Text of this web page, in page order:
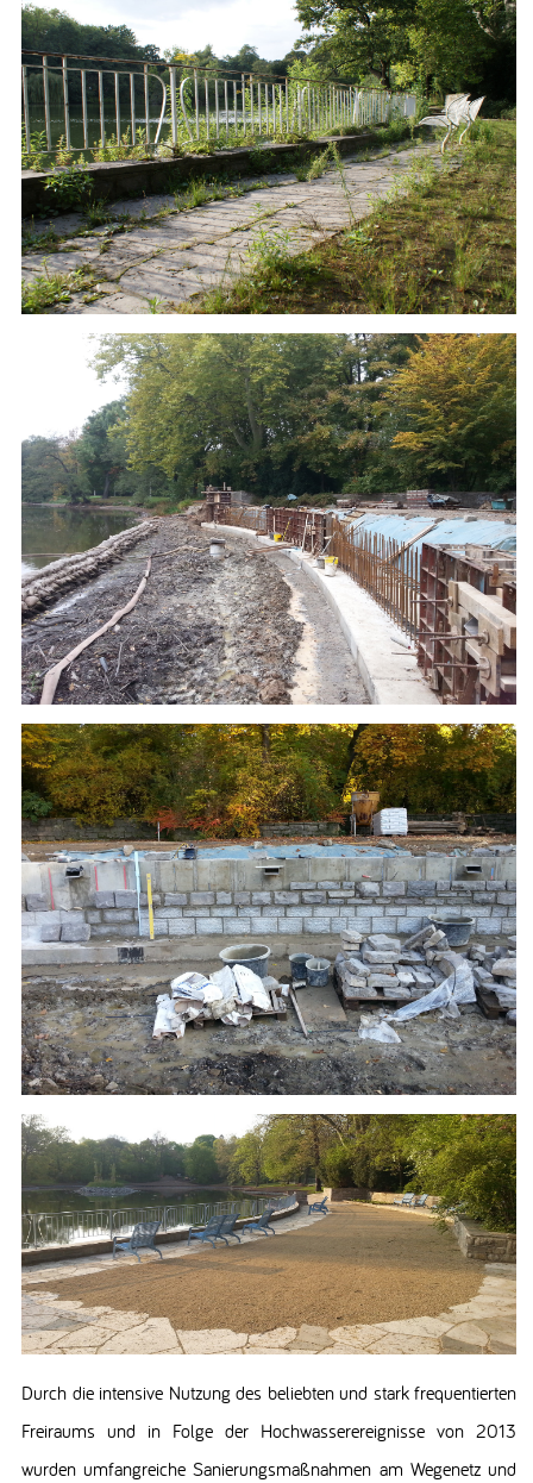
Durch die intensive Nutzung des beliebten und stark frequentierten
Freiraums und in Folge der Hochwasserereignisse von 2013
wurden umfangreiche Sanierungsmaßnahmen am Wegenetz und